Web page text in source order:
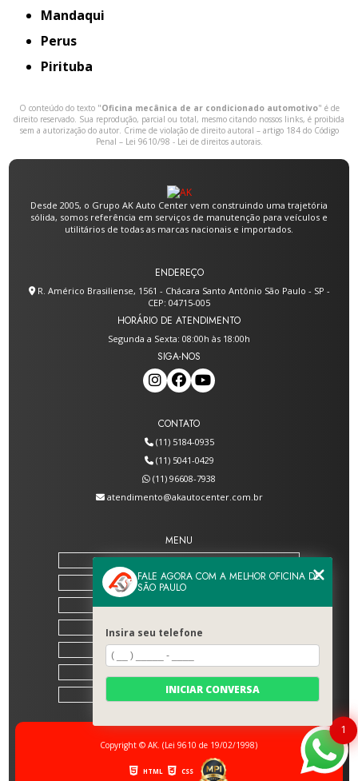
Mandaqui
Perus
Pirituba
O conteúdo do texto "Oficina mecânica de ar condicionado automotivo" é de
direito reservado. Sua reprodução, parcial ou total, mesmo citando nossos links, é proibida
sem a autorização do autor. Crime de violação de direito autoral – artigo 184 do Código
Penal – Lei 9610/98 - Lei de direitos autorais.
Desde 2005, o Grupo AK Auto Center vem construindo uma trajetória
sólida, somos referência em serviços de manutenção para veículos e
utilitários de todas as marcas nacionais e importados.
ENDEREÇO
R. Américo Brasiliense, 1561 - Chácara Santo Antônio São Paulo - SP -
CEP: 04715-005
HORÁRIO DE ATENDIMENTO
Segunda a Sexta: 08:00h às 18:00h
SIGA-NOS
CONTATO
(11) 5184-0935
(11) 5041-0429
(11) 96608-7938
atendimento@akautocenter.com.br
MENU
HOME
SOBRE NÓS
SERVIÇOS
BLOG
MAPA DO SITE
Copyright © AK. (Lei 9610 de 19/02/1998)
HTML CSS
1
FALE AGORA COM A MELHOR OFICINA DE
SÃO PAULO
Insira seu telefone
INICIAR CONVERSA